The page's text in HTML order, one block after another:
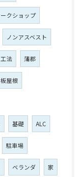
ークショップ
ノンアスベスト
法 蒲郡
屋根
基礎 ALC
駐車場
ベランダ 家